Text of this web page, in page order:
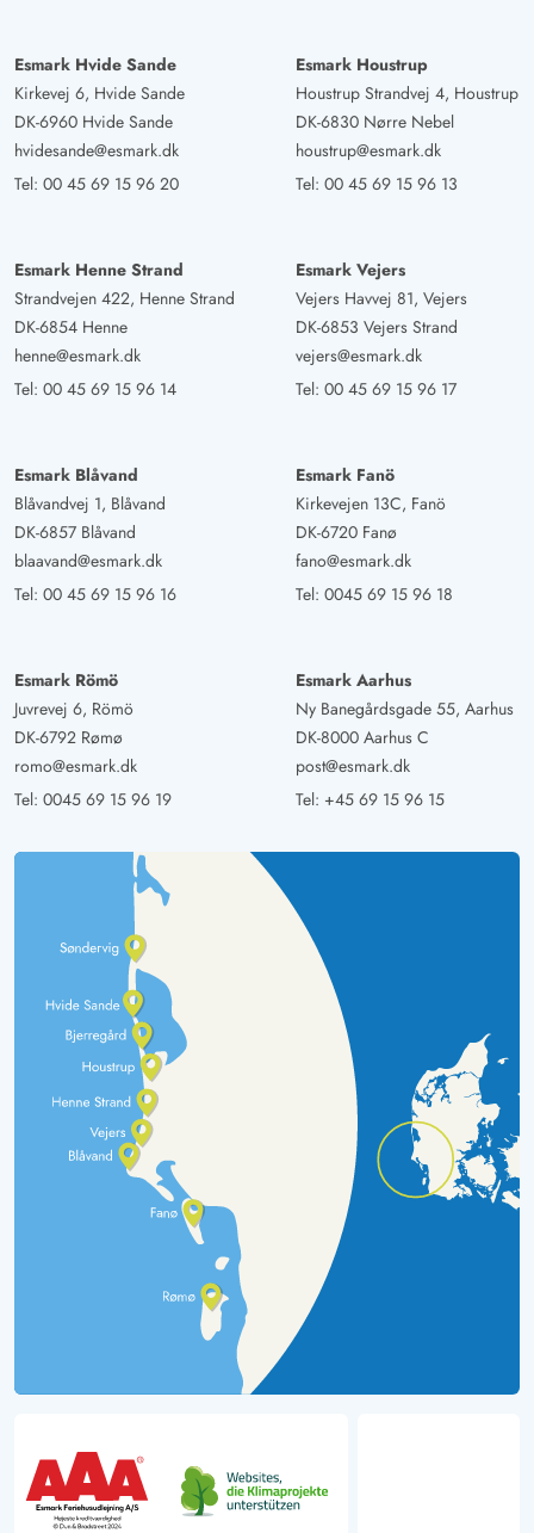
Esmark Hvide Sande
Kirkevej 6, Hvide Sande
DK-6960 Hvide Sande
hvidesande@esmark.dk
Tel: 00 45 69 15 96 20
Esmark Houstrup
Houstrup Strandvej 4, Houstrup
DK-6830 Nørre Nebel
houstrup@esmark.dk
Tel: 00 45 69 15 96 13
Esmark Henne Strand
Strandvejen 422, Henne Strand
DK-6854 Henne
henne@esmark.dk
Tel: 00 45 69 15 96 14
Esmark Vejers
Vejers Havvej 81, Vejers
DK-6853 Vejers Strand
vejers@esmark.dk
Tel: 00 45 69 15 96 17
Esmark Blåvand
Blåvandvej 1, Blåvand
DK-6857 Blåvand
blaavand@esmark.dk
Tel: 00 45 69 15 96 16
Esmark Fanö
Kirkevejen 13C, Fanö
DK-6720 Fanø
fano@esmark.dk
Tel: 0045 69 15 96 18
Esmark Römö
Juvrevej 6, Römö
DK-6792 Rømø
romo@esmark.dk
Tel: 0045 69 15 96 19
Esmark Aarhus
Ny Banegårdsgade 55, Aarhus
DK-8000 Aarhus C
post@esmark.dk
Tel: +45 69 15 96 15